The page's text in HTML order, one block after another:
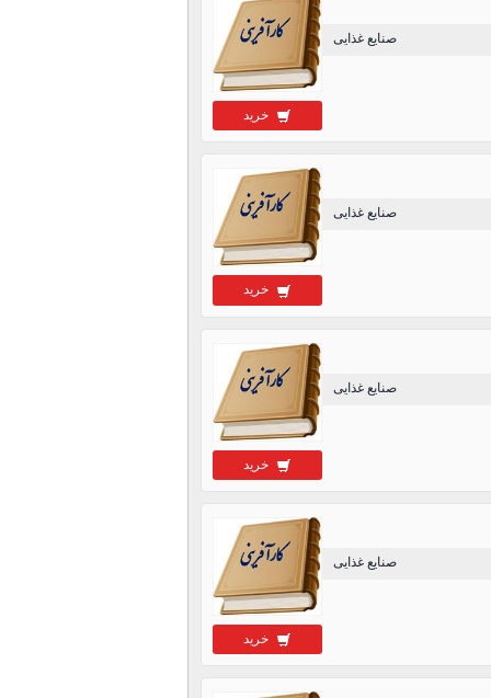
خرید
صنایع غذایی
خرید
صنایع غذایی
خرید
صنایع غذایی
خرید
صنایع غذایی